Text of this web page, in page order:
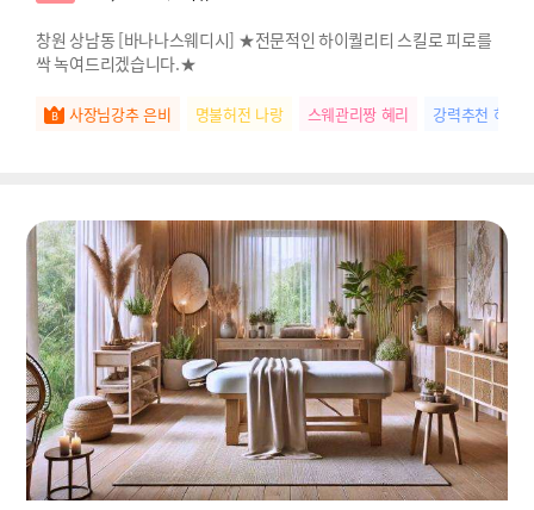
창원 상남동 [바나나스웨디시] ★전문적인 하이퀄리티 스킬로 피로를
싹 녹여드리겠습니다.★
사장님강추 은비 명불허전 나랑 스웨관리짱 혜리 강력추천 하린